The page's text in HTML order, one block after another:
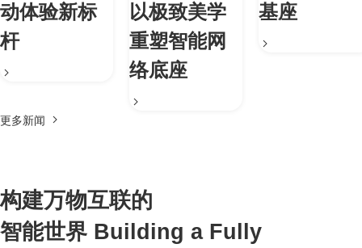
动体验新标
杆
以极致美学
重塑智能网
络底座
基座
更多新闻
构建万物互联的
智能世界 Building a Fully